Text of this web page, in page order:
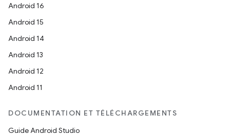
Android 16
Android 15
Android 14
Android 13
Android 12
Android 11
DOCUMENTATION ET TÉLÉCHARGEMENTS
Guide Android Studio